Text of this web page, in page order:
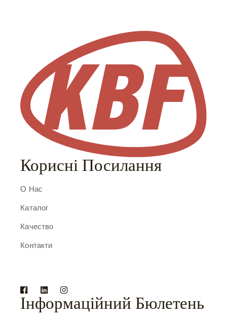
Корисні Посилання
О Нас
Каталог
Качество
Контакти
Інформаційний Бюлетень